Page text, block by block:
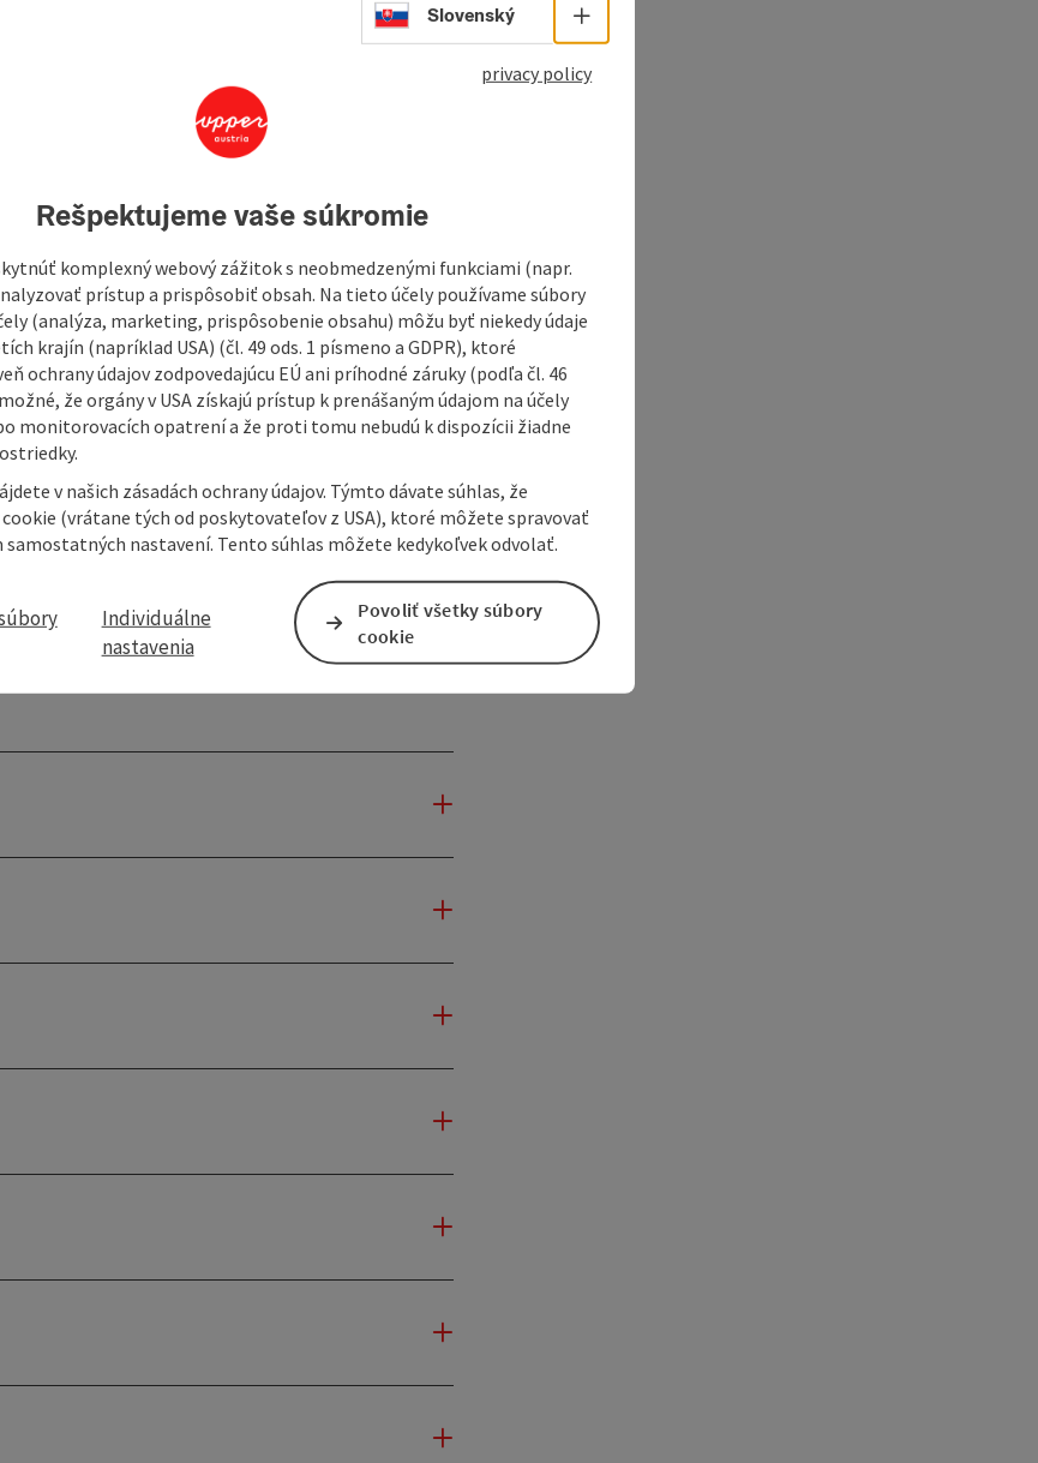
thanks to its flat terrain and a lift to get into the
area
permitted and strictly prohibited.
bereitgestellt. Sie stellen bloße
bestünde, damit irgendein
nimmt zur Kenntnis, dass es sich um
bzw. Nutzung keinerlei
Select language - Open menu
Slovenský
privacy policy
Rešpektujeme vaše súkromie
komplexný webový zážitok s neobmedzenými funkciami (napr.
prístup a prispôsobiť obsah. Na tieto účely používame súbory
(analýza, marketing, prispôsobenie obsahu) môžu byť niekedy údaje
krajín (napríklad USA) (čl. 49 ods. 1 písmeno a GDPR), ktoré
ochrany údajov zodpovedajúcu EÚ ani príhodné záruky (podľa čl. 46
že orgány v USA získajú prístup k prenášaným údajom na účely
monitorovacích opatrení a že proti tomu nebudú k dispozícii žiadne
v našich zásadách ochrany údajov. Týmto dávate súhlas, že
(vrátane tých od poskytovateľov z USA), ktoré môžete spravovať
nastavení. Tento súhlas môžete kedykoľvek odvolať.
Individuálne
nastavenia
Povoliť všetky súbory
cookie